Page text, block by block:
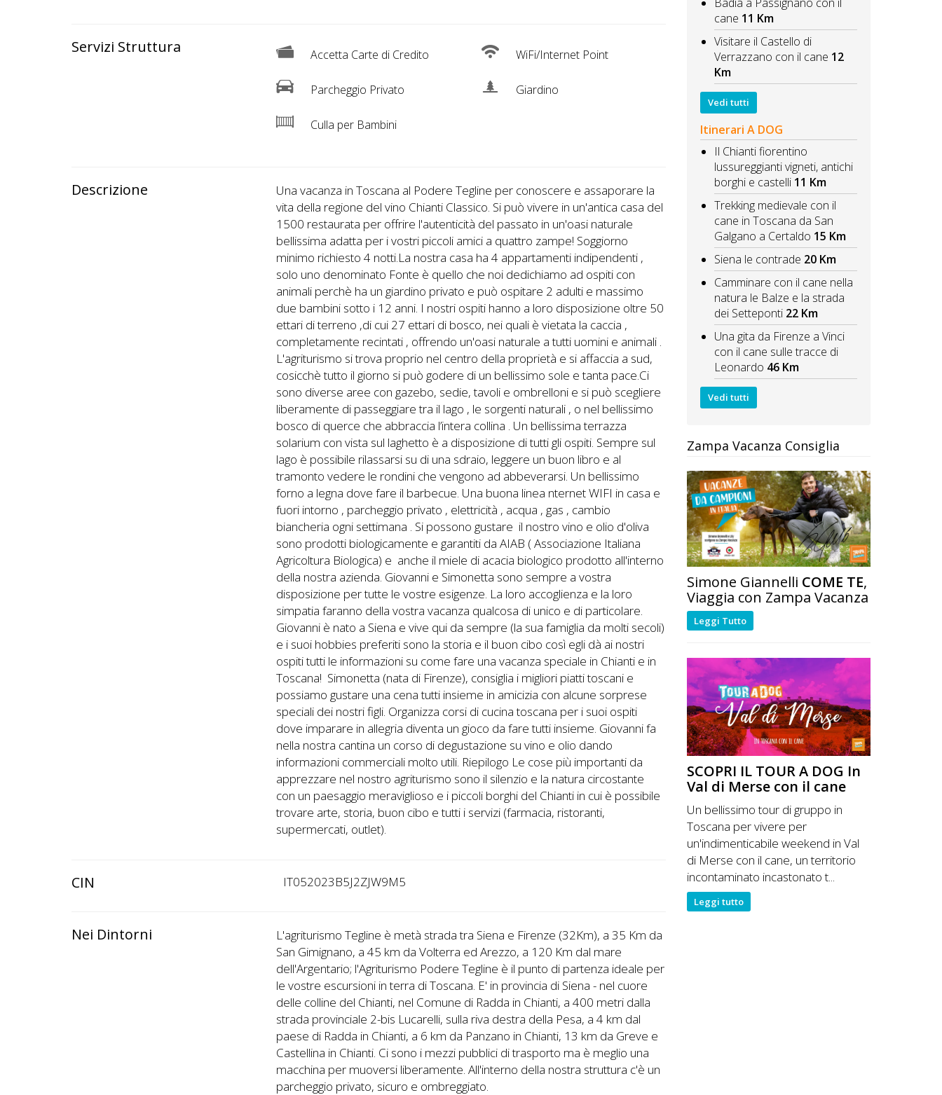
RegistratiServizi Struttura Accetta Carte di Credito WiFi/Internet Point
Parcheggio Privato Giardino
Culla per Bambini
Descrizione
Una vacanza in Toscana al Podere Tegline per conoscere e assaporare la
vita della regione del vino Chianti Classico. Si può vivere in un'antica casa del
1500 restaurata per offrire l'autenticità del passato in un'oasi naturale
bellissima adatta per i vostri piccoli amici a quattro zampe! Soggiorno
minimo richiesto 4 notti.La nostra casa ha 4 appartamenti indipendenti ,
solo uno denominato Fonte è quello che noi dedichiamo ad ospiti con
animali perchè ha un giardino privato e può ospitare 2 adulti e massimo
due bambini sotto i 12 anni. I nostri ospiti hanno a loro disposizione oltre 50
ettari di terreno ,di cui 27 ettari di bosco, nei quali è vietata la caccia ,
completamente recintati , offrendo un'oasi naturale a tutti uomini e animali .
L'agriturismo si trova proprio nel centro della proprietà e si affaccia a sud,
cosicchè tutto il giorno si può godere di un bellissimo sole e tanta pace.Ci
sono diverse aree con gazebo, sedie, tavoli e ombrelloni e si può scegliere
liberamente di passeggiare tra il lago , le sorgenti naturali , o nel bellissimo
bosco di querce che abbraccia l’intera collina . Un bellissima terrazza
solarium con vista sul laghetto è a disposizione di tutti gli ospiti. Sempre sul
lago è possibile rilassarsi su di una sdraio, leggere un buon libro e al
tramonto vedere le rondini che vengono ad abbeverarsi. Un bellissimo
forno a legna dove fare il barbecue. Una buona linea nternet WIFI in casa e
fuori intorno , parcheggio privato , elettricità , acqua , gas , cambio
biancheria ogni settimana . Si possono gustare il nostro vino e olio d'oliva
sono prodotti biologicamente e garantiti da AIAB ( Associazione Italiana
Agricoltura Biologica) e anche il miele di acacia biologico prodotto all'interno
della nostra azienda. Giovanni e Simonetta sono sempre a vostra
disposizione per tutte le vostre esigenze. La loro accoglienza e la loro
simpatia faranno della vostra vacanza qualcosa di unico e di particolare.
Giovanni è nato a Siena e vive qui da sempre (la sua famiglia da molti secoli)
e i suoi hobbies preferiti sono la storia e il buon cibo così egli dà ai nostri
ospiti tutti le informazioni su come fare una vacanza speciale in Chianti e in
Toscana! Simonetta (nata di Firenze), consiglia i migliori piatti toscani e
possiamo gustare una cena tutti insieme in amicizia con alcune sorprese
speciali dei nostri figli. Organizza corsi di cucina toscana per i suoi ospiti
dove imparare in allegria diventa un gioco da fare tutti insieme. Giovanni fa
nella nostra cantina un corso di degustazione su vino e olio dando
informazioni commerciali molto utili. Riepilogo Le cose più importanti da
apprezzare nel nostro agriturismo sono il silenzio e la natura circostante
con un paesaggio meraviglioso e i piccoli borghi del Chianti in cui è possibile
trovare arte, storia, buon cibo e tutti i servizi (farmacia, ristoranti,
supermercati, outlet).
CIN IT052023B5J2ZJW9M5
Nei Dintorni
L'agriturismo Tegline è metà strada tra Siena e Firenze (32Km), a 35 Km da
San Gimignano, a 45 km da Volterra ed Arezzo, a 120 Km dal mare
dell'Argentario; l'Agriturismo Podere Tegline è il punto di partenza ideale per
le vostre escursioni in terra di Toscana. E' in provincia di Siena - nel cuore
delle colline del Chianti, nel Comune di Radda in Chianti, a 400 metri dalla
strada provinciale 2-bis Lucarelli, sulla riva destra della Pesa, a 4 km dal
paese di Radda in Chianti, a 6 km da Panzano in Chianti, 13 km da Greve e
Castellina in Chianti. Ci sono i mezzi pubblici di trasporto ma è meglio una
macchina per muoversi liberamente. All'interno della nostra struttura c'è un
parcheggio privato, sicuro e ombreggiato.
cane 11 Km
Visitare il Castello di
Verrazzano con il cane 12
Km
Vedi tutti
Itinerari A DOG
Il Chianti fiorentino
lussureggianti vigneti, antichi
borghi e castelli 11 Km
Trekking medievale con il
cane in Toscana da San
Galgano a Certaldo 15 Km
Siena le contrade 20 Km
Camminare con il cane nella
natura le Balze e la strada
dei Setteponti 22 Km
Una gita da Firenze a Vinci
con il cane sulle tracce di
Leonardo 46 Km
Vedi tutti
Zampa Vacanza Consiglia
Simone Giannelli COME TE,
Viaggia con Zampa Vacanza
Leggi Tutto
SCOPRI IL TOUR A DOG In
Val di Merse con il cane
Un bellissimo tour di gruppo in
Toscana per vivere per
un'indimenticabile weekend in Val
di Merse con il cane, un territorio
incontaminato incastonato t...
Leggi tutto